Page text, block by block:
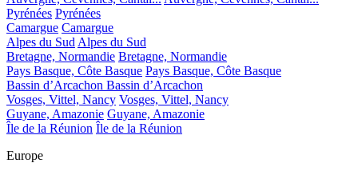
Pyrénées Pyrénées
Camargue Camargue
Alpes du SudAlpes du Sud
Bretagne, Normandie Bretagne, Normandie
Pays Basque, Côte Basque Pays Basque, Côte Basque
Bassin d’Arcachon Bassin d’Arcachon
Vosges, Vittel, Nancy Vosges, Vittel, Nancy
Guyane, Amazonie Guyane, Amazonie
Île de la Réunion Île de la Réunion
Europe